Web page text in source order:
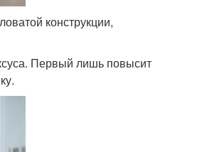
конструкции,
Первый лишь повысит